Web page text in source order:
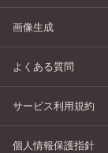
画像生成
よくある質問
サービス利用規約
個人情報保護指針